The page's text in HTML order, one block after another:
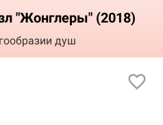
"Жонглеры" (2018)
душ